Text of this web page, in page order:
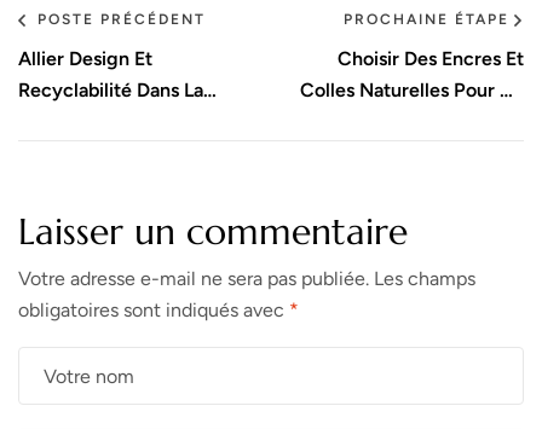
POSTE PRÉCÉDENT
Allier Design Et
Recyclabilité Dans La
PROCHAINE ÉTAPE
Choisir Des Encres Et
Colles Naturelles Pour Un
Laisser un commentaire
Votre adresse e-mail ne sera pas publiée. Les champs
obligatoires sont indiqués avec *